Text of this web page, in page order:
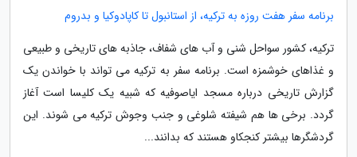
برنامه سفر هفت روزه به ترکیه، از استانبول تا کاپادوکیا و بدروم
ترکیه، کشور سواحل شنی و آب های شفاف، جاذبه های تاریخی و طبیعی
و غذاهای خوشمزه است. برنامه سفر به ترکیه می تواند با خواندن یک
گزارش تاریخی درباره مسجد ایاصوفیه که شبیه یک کلیسا است آغاز
گردد. برخی ها هم شیفته شلوغی و جنب وجوش ترکیه می شوند. این
گردشگرها بیشتر کنجکاو هستند که بدانند...